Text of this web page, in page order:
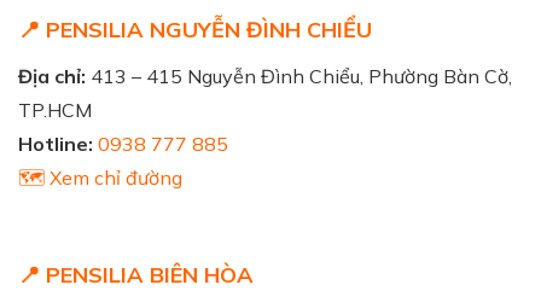
📍 PENSILIA NGUYỄN ĐÌNH CHIỂU
Địa chỉ: 413 – 415 Nguyễn Đình Chiểu, Phường Bàn Cờ,
TP.HCM
Hotline: 0938 777 885
🗺️ Xem chỉ đường
📍 PENSILIA BIÊN HÒA